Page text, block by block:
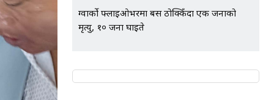
ग्वार्को फ्लाइओभरमा बस ठोक्किँदा एक जनाको
मृत्यु, १० जना घाइते